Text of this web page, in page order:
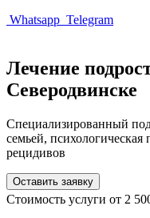
Whatsapp Telegram
Лечение
Северодвинске
Специализированный
семьей,
рецидивов
Оставить заявку
Стоимость услуги от 2